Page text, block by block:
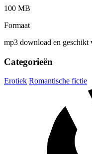
100 MB
Formaat
mp3 download en
Categorieën
Erotiek Romantische fictie